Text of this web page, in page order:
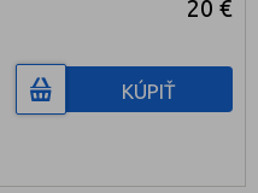
20 €
KÚPIŤ